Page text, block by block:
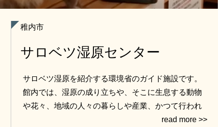
稚内市
サロベツ湿原センター
サロベツ湿原を紹介する環境省のガイド施設です。
館内では、湿原の成り立ちや、そこに生息する動物
や花々、地域の人々の暮らしや産業、かつて行われ
ていた泥炭採掘の歴史などについて、写真やパネ